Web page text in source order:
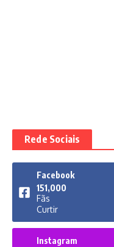
Rede Sociais
Facebook
151,000
Fãs
Curtir
Instagram